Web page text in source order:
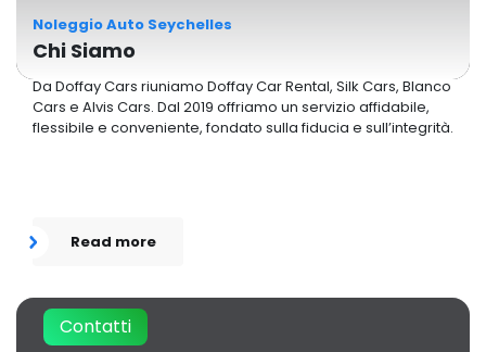
Noleggio Auto Seychelles
Chi Siamo
Da Doffay Cars riuniamo Doffay Car Rental, Silk Cars, Blanco
Cars e Alvis Cars. Dal 2019 offriamo un servizio affidabile,
flessibile e conveniente, fondato sulla fiducia e sull’integrità.
Read more
Contatti